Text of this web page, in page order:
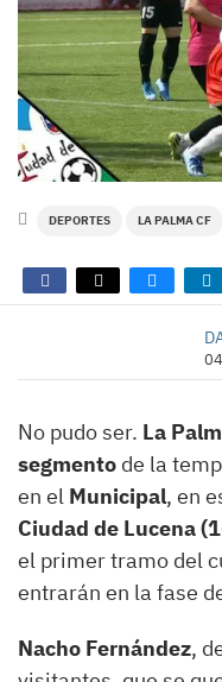
DEPORTES LA PALMA CF
No pudo ser. La
segmento de la
en el Municipal, en
Ciudad de Lucena
el primer tramo del
entrarán en la fase
Nacho Fernández,